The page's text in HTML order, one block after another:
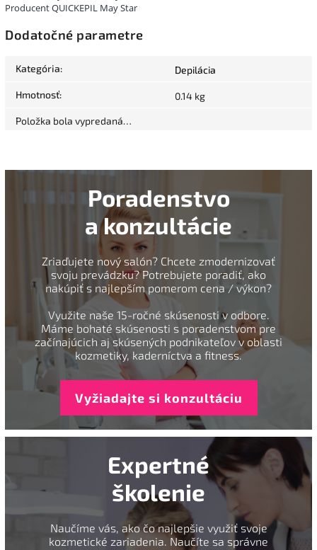
Producent QUICKEPIL May Star
Dodatočné parametre
Kategória: Depilácia
Hmotnosť: 0.14 kg
Položka bola vypredaná…
Poradenstvo
a konzultácie
Zriaďujete nový salón? Chcete zmodernizovať
svoju prevádzku? Potrebujete poradiť, ako
nakúpiť s najlepším pomerom cena / výkon?
Využite naše 15-ročné skúsenosti v odbore.
Máme bohaté skúsenosti s poradenstvom pre
začínajúcich aj skúsených podnikateľov v oblasti
kozmetiky, kaderníctva a fitness.
Vyžiadajte si konzultáciu
Expertné
školenie
Naučíme vás, ako čo najlepšie využiť svoje
kozmetické zariadenia. Naučíte sa správne